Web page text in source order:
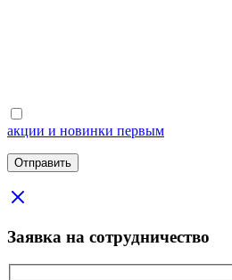
акции и новинки первым
Заявка на сотрудничество